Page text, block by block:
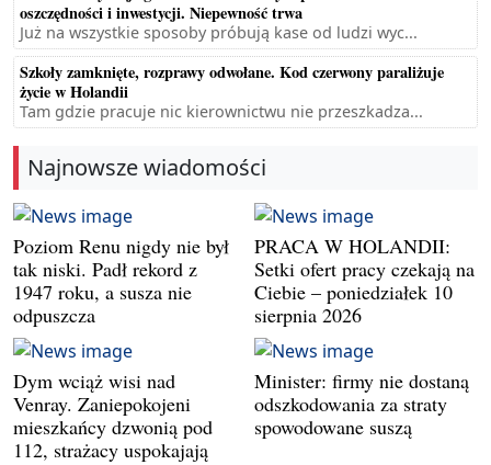
oszczędności i inwestycji. Niepewność trwa
Już na wszystkie sposoby próbują kase od ludzi wyc...
Szkoły zamknięte, rozprawy odwołane. Kod czerwony paraliżuje
życie w Holandii
Tam gdzie pracuje nic kierownictwu nie przeszkadza...
Najnowsze wiadomości
Poziom Renu nigdy nie był
tak niski. Padł rekord z
1947 roku, a susza nie
odpuszcza
PRACA W HOLANDII:
Setki ofert pracy czekają na
Ciebie – poniedziałek 10
sierpnia 2026
Dym wciąż wisi nad
Venray. Zaniepokojeni
mieszkańcy dzwonią pod
112, strażacy uspokajają
Minister: firmy nie dostaną
odszkodowania za straty
spowodowane suszą